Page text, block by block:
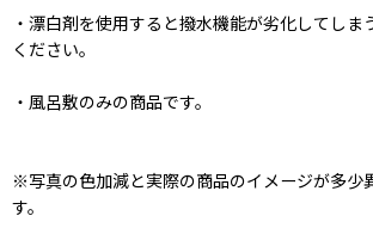
・漂白剤を使用すると撥水機能が劣化してしま
ください。
・風呂敷のみの商品です。
※写真の色加減と実際の商品のイメージが多少
す。